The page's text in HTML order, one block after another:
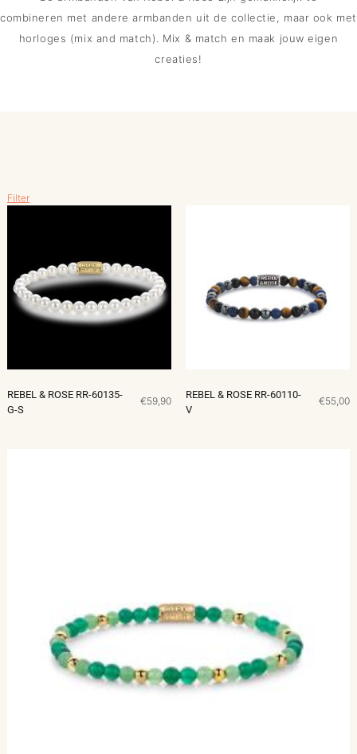
combineren met andere armbanden uit de collectie, maar ook met
horloges (mix and match). Mix & match en maak jouw eigen
creaties!
Filter
REBEL & ROSE RR-60135-
G-S
€59,90
REBEL & ROSE RR-60110-
V
€55,00